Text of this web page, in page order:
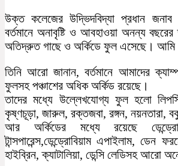
উক্ত কলেজের উদ্ভিদবিদ্যা প্রধান জনাব
বর্তমানে অনাবৃষ্টি ও আবহাওয়া অনন্য
অতিদ্রুত গাছে ও অর্কিডে ফুল এসেছে। আমি
তিনি আরো জানান, বর্তমানে আমাদের
ফুলসহ পঞ্চাশের অধিক অর্কিড রয়েছে।
তাদের মধ্যে উল্লেখযোগ্য ফুল হলো
কৃষ্ণচূড়া, জারুল, রক্তজবা, রঙ্গন, নয়নতারা,
আর অর্কিডের মধ্যে রয়েছে
টান্সপারেন্স,ডেন্ড্রোবিয়াম এপাইলাম, ডেন
হাইব্রিন, ক্যাটালিয়া, ডেন্সি লেডিসহ আরো